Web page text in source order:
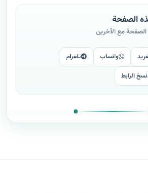
الصفحة
مع الآخرين
واتساب تلغرام
نسخ الرابط